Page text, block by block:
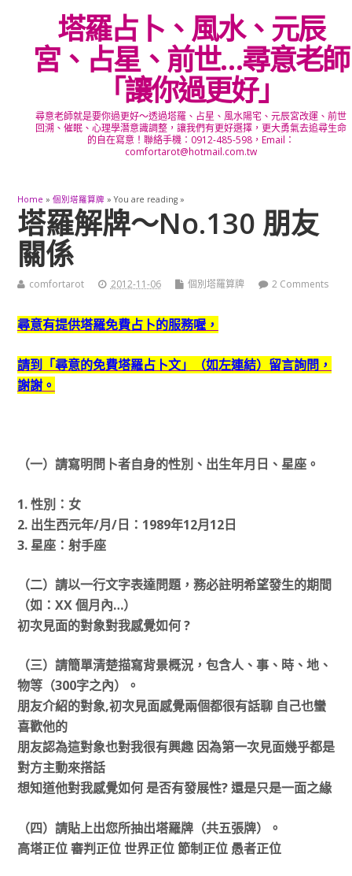
塔羅占卜、風水、元辰
宮、占星、前世…尋意老師
「讓你過更好」
尋意老師就是要你過更好～透過塔羅、占星、風水陽宅、元辰宮改運、前世
回溯、催眠、心理學潛意識調整，讓我們有更好選擇，更大勇氣去追尋生命
的自在寫意！聯絡手機：0912-485-598，Email：
comfortarot@hotmail.com.tw
Home » 個別塔羅算牌 » You are reading »
塔羅解牌～No.130 朋友
關係
comfortarot 2012-11-06 個別塔羅算牌 2 Comments
尋意有提供塔羅免費占卜的服務喔，
請到「尋意的免費塔羅占卜文」（如左連結）留言詢問，
謝謝。
（一）請寫明問卜者自身的性別、出生年月日、星座。
1. 性別：女
2. 出生西元年/月/日：1989年12月12日
3. 星座：射手座
（二）請以一行文字表達問題，務必註明希望發生的期間
（如：XX 個月內…）
初次見面的對象對我感覺如何 ?
（三）請簡單清楚描寫背景概況，包含人、事、時、地、
物等（300字之內）。
朋友介紹的對象,初次見面感覺兩個都很有話聊 自己也蠻
喜歡他的
朋友認為這對象也對我很有興趣 因為第一次見面幾乎都是
對方主動來搭話
想知道他對我感覺如何 是否有發展性? 還是只是一面之緣
（四）請貼上出您所抽出塔羅牌（共五張牌）。
高塔正位 審判正位 世界正位 節制正位 愚者正位